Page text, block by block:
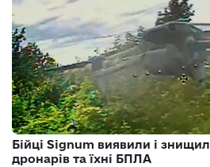
Бійці Signum виявили і
дронарів та їхні БПЛА